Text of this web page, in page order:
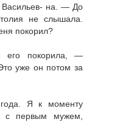
на. — До
не слышала.
покорил?
покорила, —
уже он потом за
Я к моменту
с первым мужем,